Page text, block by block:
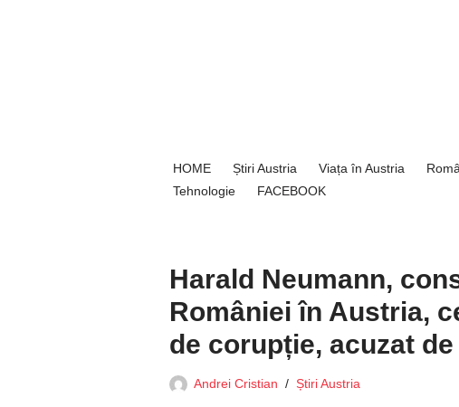
HOME Știri Austria Viața în Austria
Tehnologie
FACEBOOK
Harald Neumann,
României în Austria,
de corupție, acuzat
Andrei Cristian Știri Austria